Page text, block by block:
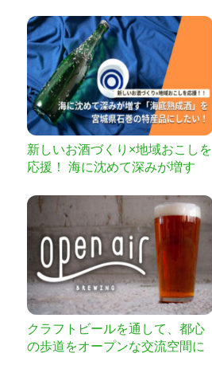
ら獲れたて直送］
新しいお酒づくり×地域おこしを
応援！ 海に沈めて深みが増す
特産品にしたい！
クラフトビールを通して、都心
の歩道をオープンな交流空間に